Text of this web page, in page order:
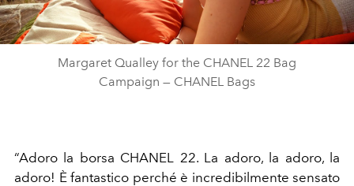
Video
Margaret Qualley for the CHANEL 22 Bag
Campaign — CHANEL Bags​
“Adoro la borsa CHANEL 22. La adoro, la adoro, la
adoro! È fantastico perché è incredibilmente sensato